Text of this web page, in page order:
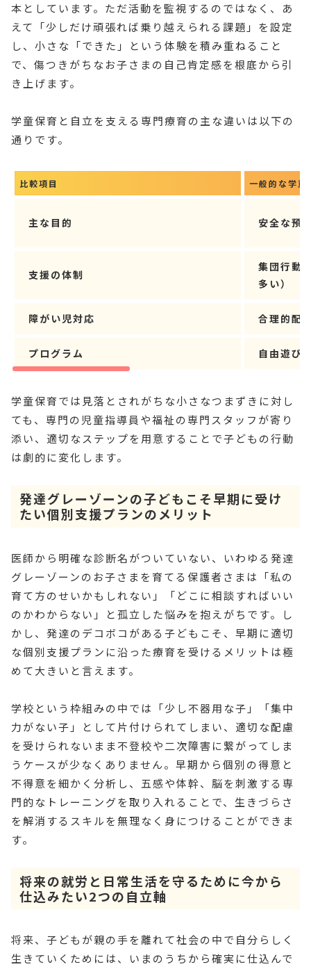
本としています。ただ活動を監視するのではなく、あ
えて「少しだけ頑張れば乗り越えられる課題」を設定
し、小さな「できた」という体験を積み重ねること
で、傷つきがちなお子さまの自己肯定感を根底から引
き上げます。
学童保育と自立を支える専門療育の主な違いは以下の
通りです。
比較項目 一般的な学童
主な目的 安全な預
支援の体制
集団行動
多い）
障がい児対応 合理的配
プログラム 自由遊び
学童保育では見落とされがちな小さなつまずきに対し
ても、専門の児童指導員や福祉の専門スタッフが寄り
添い、適切なステップを用意することで子どもの行動
は劇的に変化します。
発達グレーゾーンの子どもこそ早期に受け
たい個別支援プランのメリット
医師から明確な診断名がついていない、いわゆる発達
グレーゾーンのお子さまを育てる保護者さまは「私の
育て方のせいかもしれない」「どこに相談すればいい
のかわからない」と孤立した悩みを抱えがちです。し
かし、発達のデコボコがある子どもこそ、早期に適切
な個別支援プランに沿った療育を受けるメリットは極
めて大きいと言えます。
学校という枠組みの中では「少し不器用な子」「集中
力がない子」として片付けられてしまい、適切な配慮
を受けられないまま不登校や二次障害に繋がってしま
うケースが少なくありません。早期から個別の得意と
不得意を細かく分析し、五感や体幹、脳を刺激する専
門的なトレーニングを取り入れることで、生きづらさ
を解消するスキルを無理なく身につけることができま
す。
将来の就労と日常生活を守るために今から
仕込みたい2つの自立軸
将来、子どもが親の手を離れて社会の中で自分らしく
生きていくためには、いまのうちから確実に仕込んで